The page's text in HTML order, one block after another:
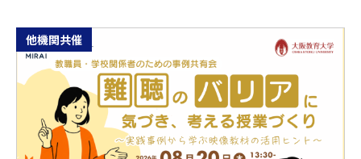
他機関共催